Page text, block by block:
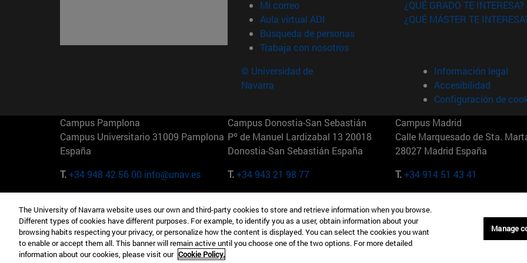
Mi correo(abre en nueva ventana)
Aula virtual ADI (abre en nueva ventana)
Búsqueda de personas(abre en nueva ventana)
Trabaja con nosotros(abre en nueva ventana)
¿QUÉ GRADO TE INTERESA?
¿QUÉ MÁSTER TE
© Universidad de
Navarra
Información legal
Accesibilidad
Configuración de
Campus Pamplona
Campus Universitario 31009 Pamplona
España
T.+34 948 42 56 00 info@unav.es
Campus Donostia-San Sebastián
Pº de Manuel Lardizabal 13 20018
Donostia-San Sebastián España
T.+34 943 21 98 77
Campus Madrid
Calle Marquesado de Sta.
28027 Madrid España
T.+34 914 51 43 41
Camino del Cerro Águila 3 28023
Madrid España
T.+34 912 11 30 00
165 W 57th St 10019-2201 Nueva York
EE.UU
T.+1 646 346 8850
Maria-Theresia-Straße 15
Múnich Alemania
T.+49 89 24209790
The University of Navarra website uses our own and third-party cookies to store and retrieve information when you browse.
Different types of cookies have different purposes. For example, to identify you as a user, obtain information about your
browsing habits respecting your privacy, or personalize how the content is displayed. You can select the cookies you want
to enable or accept them all. This banner will remain active until you choose one of the two options. For more detailed
information about our cookies, please visit our Cookie Policy.
Manage